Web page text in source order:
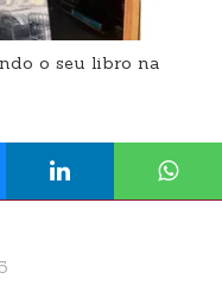
o seu libro na